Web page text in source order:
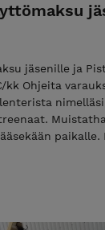
jäsenille ja
kk Ohjeita
nimelläsi. Varaathan
paikalle. Lisää Sipolan
:)